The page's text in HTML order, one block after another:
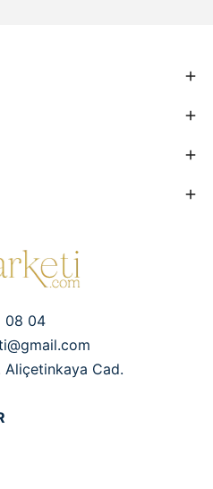
08 04
Aliçetinkaya Cad.